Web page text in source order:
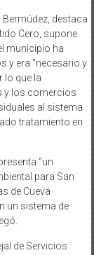
Bermúdez, destaca
Cero, supone
municipio ha
y era “necesario y
lo que la
y los comercios
al sistema
tratamiento en
“un
para San
de Cueva
un sistema de
de Servicios